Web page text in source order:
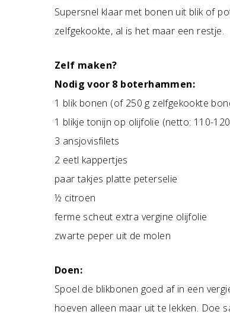
Supersnel klaar met bonen uit blik of
zelfgekookte, al is het maar een restje.
Zelf maken?
Nodig voor 8 boterhammen:
1 blik bonen (of 250 g zelfgekookte
1 blikje tonijn op olijfolie (netto: 110-
3 ansjovisfilets
2 eetl kappertjes
paar takjes platte peterselie
½ citroen
ferme scheut extra vergine olijfolie
zwarte peper uit de molen
Doen:
Spoel de blikbonen goed af in een
hoeven alleen maar uit te lekken. Doe